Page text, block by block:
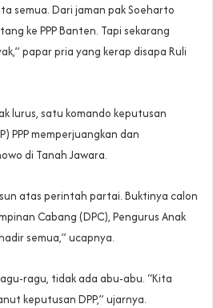
semua. Dari jaman pak Soeharto
ke PPP Banten. Tapi sekarang
papar pria yang kerap disapa Ruli
lurus, satu komando keputusan
PPP memperjuangkan dan
di Tanah Jawara.
atas perintah partai. Buktinya calon
Cabang (DPC), Pengurus Anak
semua,” ucapnya.
ragu, tidak ada abu-abu. “Kita
keputusan DPP,” ujarnya.